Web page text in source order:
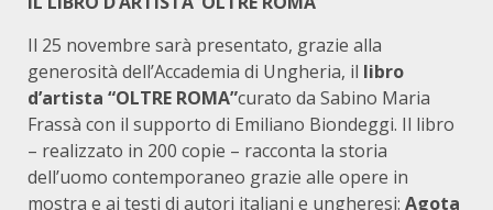
Il 25 novembre sarà presentato, grazie alla
generosità dell’Accademia di Ungheria, il libro
d’artista “OLTRE ROMA”curato da Sabino Maria
Frassà con il supporto di Emiliano Biondeggi. Il libro
– realizzato in 200 copie – racconta la storia
dell’uomo contemporaneo grazie alle opere in
mostra e ai testi di autori italiani e ungheresi: Agota